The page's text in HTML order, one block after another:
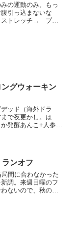
の運動のみ。もっ
引っ込まないな
ストレッチ→ プラ
グウォーキン
ッド（海外ドラ
で夜更かし。は
発酵あんこ+人参も
ンオフ
間に合わなかった
調。来週日曜のフ
ないので、秋のフ